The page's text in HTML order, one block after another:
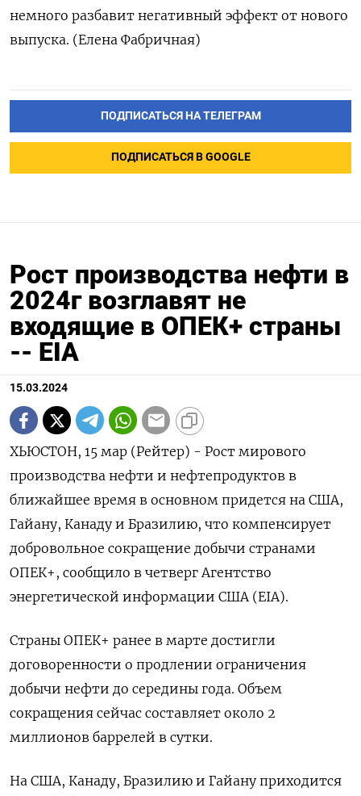
немного разбавит негативный эффект от нового
выпуска. (Елена Фабричная)
ПОДПИСАТЬСЯ НА ТЕЛЕГРАМ
ПОДПИСАТЬСЯ В GOOGLE
Рост производства нефти в
2024г возглавят не
входящие в ОПЕК+ страны
-- EIA
15.03.2024
ХЬЮСТОН, 15 мар (Рейтер) - Рост мирового
производства нефти и нефтепродуктов в
ближайшее время в основном придется на США,
Гайану, Канаду и Бразилию, что компенсирует
добровольное сокращение добычи странами
ОПЕК+, сообщило в четверг Агентство
энергетической информации США (EIA).
Страны ОПЕК+ ранее в марте достигли
договоренности о продлении ограничения
добычи нефти до середины года. Объем
сокращения сейчас составляет около 2
миллионов баррелей в сутки.
На США, Канаду, Бразилию и Гайану приходится